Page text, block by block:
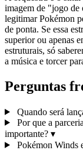
imagem de "jogo de
legitimar Pokémon
de ponta. Se essa
superior ou apenas
estruturais, só
a música e torcer
Perguntas
Quando será
Por que a
importante? ▾
Pokémon Winds